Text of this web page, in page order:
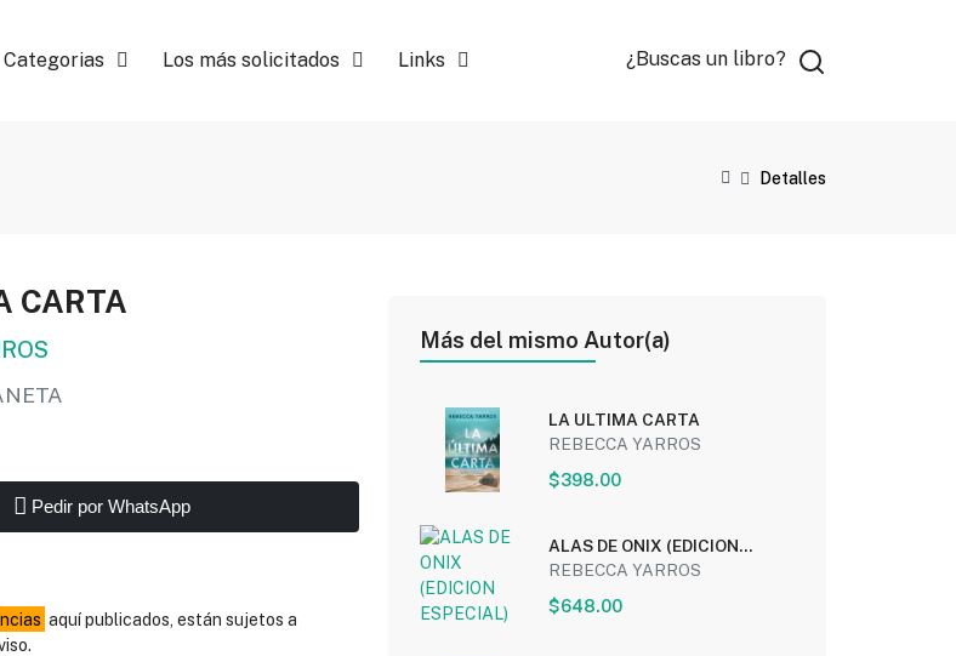
Categorias Los más solicitados Links ¿Buscas un libro?
Detalles
CARTA
Pedir por WhatsApp
aquí publicados, están sujetos a
Más del mismo Autor(a)
LA ULTIMA CARTA
REBECCA YARROS
$398.00
ALAS DE ONIX (EDICION
ESPECIAL)
REBECCA YARROS
$648.00